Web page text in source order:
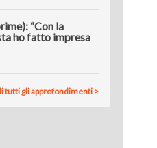
“Con la
ho fatto impresa
tutti gli approfondimenti >